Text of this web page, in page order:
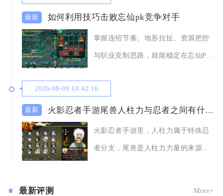
如何利用技巧击败忘仙pk竞争对手
掌握连招节奏、地形拉扯、资源把控
与职业克制思路，就能稳定在忘仙PK
2026-08-09 18:42:16
火影忍者手游尾兽人柱力与忍者之间有什么关系
火影忍者手游里，人柱力属于特殊忍
者分支，尾兽是人柱力力量的来源载
最新评测 More+